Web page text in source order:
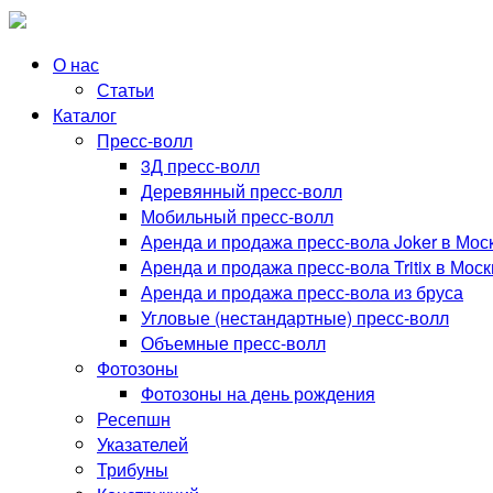
Перейти
содержимому
О нас
Статьи
Каталог
Пресс-волл
3Д пресс-волл
Деревянный пресс-волл
Мобильный пресс-волл
Аренда и продажа пресс-вола Joker в
Аренда и продажа пресс-вола Tritix в
Аренда и продажа пресс-вола из бруса
Угловые (нестандартные) пресс-волл
Объемные пресс-волл
Фотозоны
Фотозоны на день рождения
Ресепшн
Указателей
Трибуны